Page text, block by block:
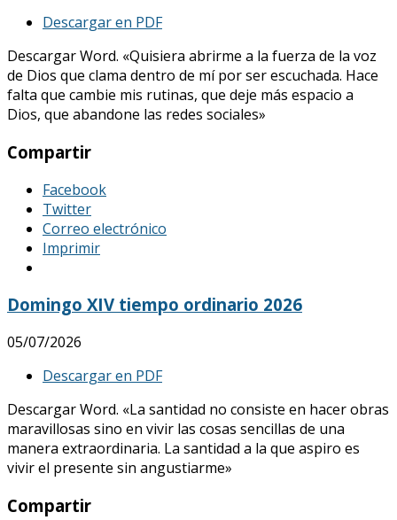
Descargar en PDF
Descargar Word. «Quisiera abrirme a la fuerza de la voz
de Dios que clama dentro de mí por ser escuchada. Hace
falta que cambie mis rutinas, que deje más espacio a
Dios, que abandone las redes sociales»
Compartir
Facebook
Twitter
Correo electrónico
Imprimir
Domingo XIV tiempo ordinario 2026
05/07/2026
Descargar en PDF
Descargar Word. «La santidad no consiste en hacer obras
maravillosas sino en vivir las cosas sencillas de una
manera extraordinaria. La santidad a la que aspiro es
vivir el presente sin angustiarme»
Compartir